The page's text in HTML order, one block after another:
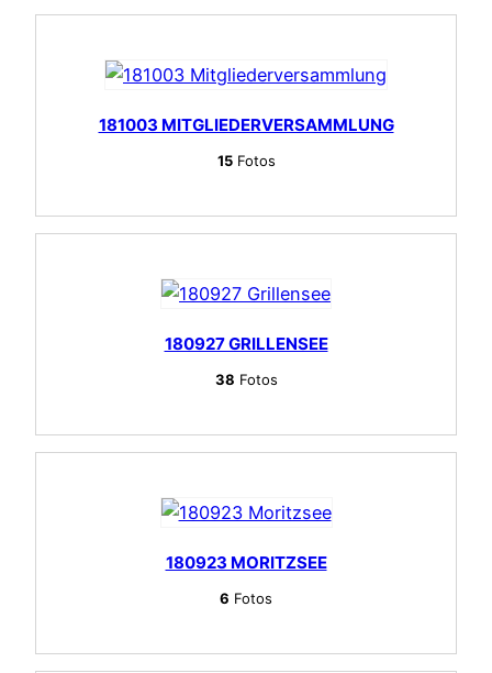
181003 MITGLIEDERVERSAMMLUNG
15Fotos
180927 GRILLENSEE
38 Fotos
180923 MORITZSEE
6 Fotos